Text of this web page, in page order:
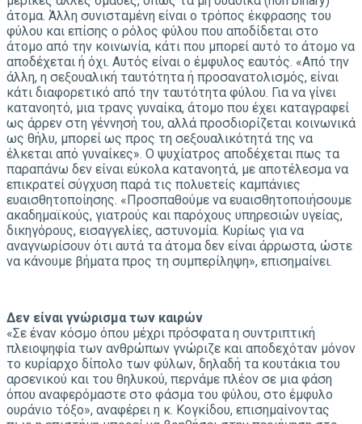
άτομα. Άλλη συνισταμένη είναι ο τρόπος έκφρασης του
φύλου και επίσης ο ρόλος φύλου που αποδίδεται στο
άτομο από την κοινωνία, κάτι που μπορεί αυτό το άτομο να
αποδέχεται ή όχι. Αυτός είναι ο έμφυλος εαυτός. «Από την
άλλη, η σεξουαλική ταυτότητα ή προσανατολισμός, είναι
κάτι διαφορετικό από την ταυτότητα φύλου. Για να γίνει
κατανοητό, μια τρανς γυναίκα, άτομο που έχει καταγραφεί
ως άρρεν στη γέννησή του, αλλά προσδιορίζεται κοινωνικά
ως θήλυ, μπορεί ως προς τη σεξουαλικότητά της να
έλκεται από γυναίκες». Ο ψυχίατρος αποδέχεται πως τα
παραπάνω δεν είναι εύκολα κατανοητά, με αποτέλεσμα να
επικρατεί σύγχυση παρά τις πολυετείς καμπάνιες
ευαισθητοποίησης. «Προσπαθούμε να ευαισθητοποιήσουμε
ακαδημαϊκούς, γιατρούς και παρόχους υπηρεσιών υγείας,
δικηγόρους, εισαγγελίες, αστυνομία. Κυρίως για να
αναγνωρίσουν ότι αυτά τα άτομα δεν είναι άρρωστα, ώστε
να κάνουμε βήματα προς τη συμπερίληψη», επισημαίνει.
Δεν είναι γνώρισμα των καιρών
«Σε έναν κόσμο όπου μέχρι πρόσφατα η συντριπτική
πλειοψηφία των ανθρώπων γνώριζε και αποδεχόταν μόνον
το κυρίαρχο δίπολο των φύλων, δηλαδή τα κουτάκια του
αρσενικού και του θηλυκού, περνάμε πλέον σε μια φάση
όπου αναφερόμαστε στο φάσμα του φύλου, στο έμφυλο
ουράνιο τόξο», αναφέρει η κ. Κογκίδου, επισημαίνοντας